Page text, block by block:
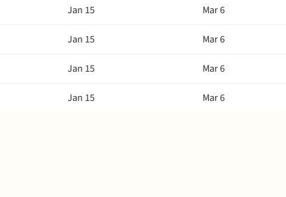
Jan 15
Mar 6
Jan 15
Mar 6
Jan 15
Mar 6
Jan 15 Mar 6